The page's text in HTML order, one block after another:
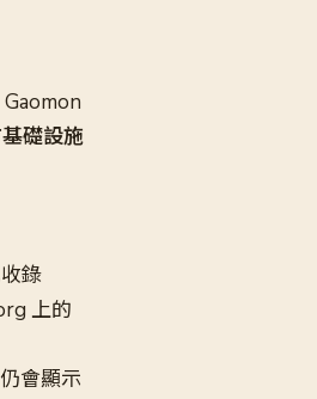
礎設施
錄
上的
會顯示